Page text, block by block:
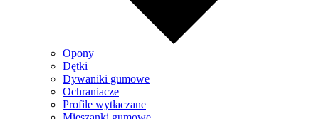
Opony
Dętki
Dywaniki gumowe
Ochraniacze
Profile wytłaczane